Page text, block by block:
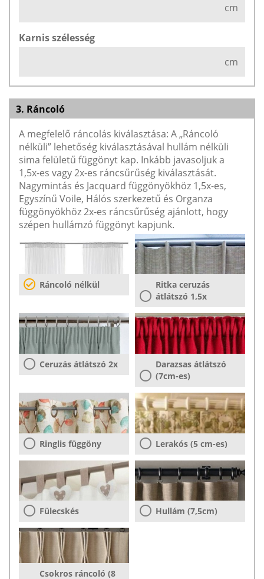
cm
Karnis szélesség
cm
3. Ráncoló
A megfelelő ráncolás kiválasztása: A „Ráncoló
nélküli” lehetőség kiválasztásával hullám nélküli
sima felületű függönyt kap. Inkább javasoljuk a
1,5x-es vagy 2x-es ráncsűrűség kiválasztását.
Nagymintás és Jacquard függönyökhöz 1,5x-es,
Egyszínű Voile, Hálós szerkezetű és Organza
függönyökhöz 2x-es ráncsűrűség ajánlott, hogy
szépen hullámzó függönyt kapjunk.
Ráncoló nélkül
Ritka ceruzás
átlátszó 1,5x
Ceruzás átlátszó 2x
Darazsas átlátszó
(7cm-es)
Ringlis függöny Lerakós (5 cm-es)
Fülecskés Hullám (7,5cm)
Csokros ráncoló (8